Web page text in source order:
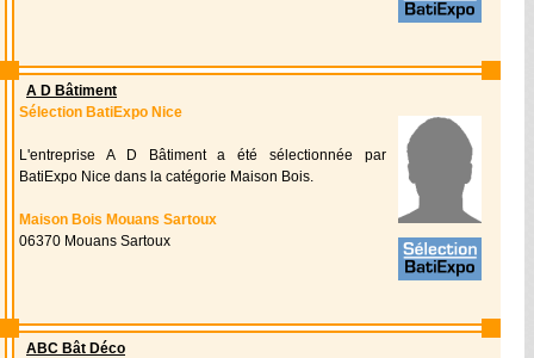
A D Bâtiment
Sélection BatiExpo Nice
L'entreprise A D Bâtiment a été sélectionnée par
BatiExpo Nice dans la catégorie Maison Bois.
Maison Bois Mouans Sartoux
06370 Mouans Sartoux
ABC Bât Déco